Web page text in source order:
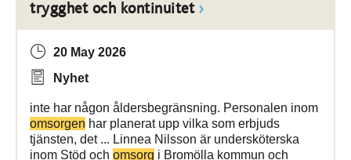
trygghet och kontinuitet
20 May 2026
Nyhet
inte har någon åldersbegränsning. Personalen inom
omsorgen har planerat upp vilka som erbjuds
tjänsten, det ... Linnea Nilsson är undersköterska
inom Stöd och omsorg i Bromölla kommun och